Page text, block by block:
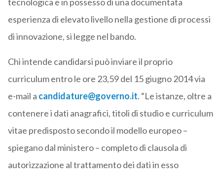
tecnologica e in possesso di una documentata
esperienza di elevato livello nella gestione di processi
di innovazione, si legge nel bando.
Chi intende candidarsi può inviare il proprio
curriculum entro le ore 23,59 del 15 giugno 2014 via
e-mail a candidature@governo.it. “Le istanze, oltre a
contenere i dati anagrafici, titoli di studio e curriculum
vitae predisposto secondo il modello europeo –
spiegano dal ministero – completo di clausola di
autorizzazione al trattamento dei dati in esso